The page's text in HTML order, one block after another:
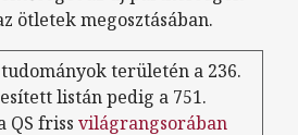
ötletek megosztásában.
területén a 236.
listán pedig a 751.
QS friss világrangsorában